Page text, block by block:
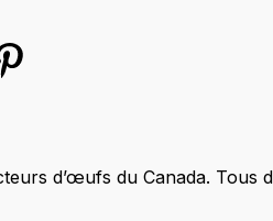
TikTok
sur Facebook
nous sur YouTube
nous sur Pinterest
d’œufs du Canada. Tous